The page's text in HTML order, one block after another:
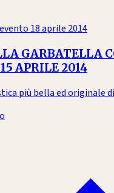
18 aprile 2014
GARBATELLA
APRILE 2014
più bella ed originale